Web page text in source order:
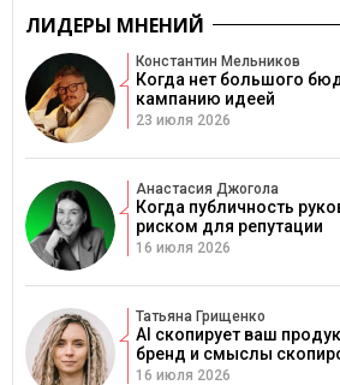
ЛИДЕРЫ МНЕНИЙ
Константин Мельников
Когда нет большого
кампанию идеей
23 июля 2026
Анастасия Джогола
Когда публичность
риском для репутации
16 июля 2026
Татьяна Грищенко
AI скопирует ваш
бренд и смыслы
16 июля 2026